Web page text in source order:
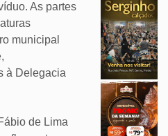
As partes
municipal
à Delegacia
de Lima